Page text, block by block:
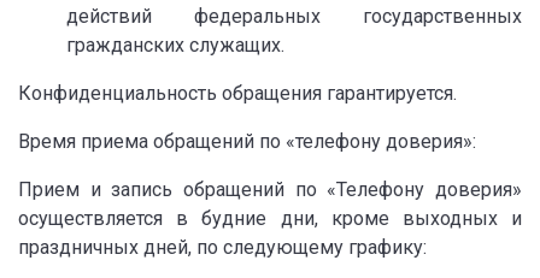
действий федеральных государственных
гражданских служащих.
Конфиденциальность обращения гарантируется.
Время приема обращений по «телефону доверия»:
Прием и запись обращений по «Телефону доверия»
осуществляется в будние дни, кроме выходных и
праздничных дней, по следующему графику: